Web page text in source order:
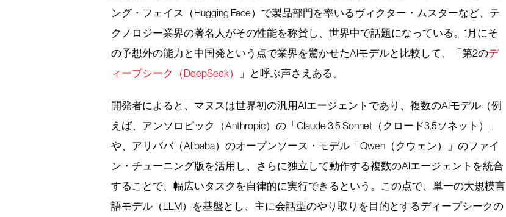
ング・フェイス（Hugging Face）で製品部門を率いるヴィクター・ムスターなど、テ
クノロジー業界の著名人がその性能を称賛し、世界中で話題になっている。1月にそ
の予想外の能力と中国発という点で業界を驚かせたAIモデルと比較して、「第2のデ
ィープシーク（DeepSeek）
」と呼ぶ声さえある。
開発者によると、マヌスは世界初の汎用AIエージェントであり、複数のAIモデル（例
えば、アンソロピック（Anthropic）の「Claude 3.5 Sonnet（クロード3.5ソネット）」
や、アリババ（Alibaba）のオープンソース・モデル「Qwen（クウェン）」のファイ
ン・チューニング版を活用し、さらに独立して動作する複数のAIエージェントを統合
することで、幅広いタスクを自律的に実行できるという。この点で、単一の大規模言
語モデル（LLM）を基盤とし、主に会話型のやり取りを目的とするディープシークの